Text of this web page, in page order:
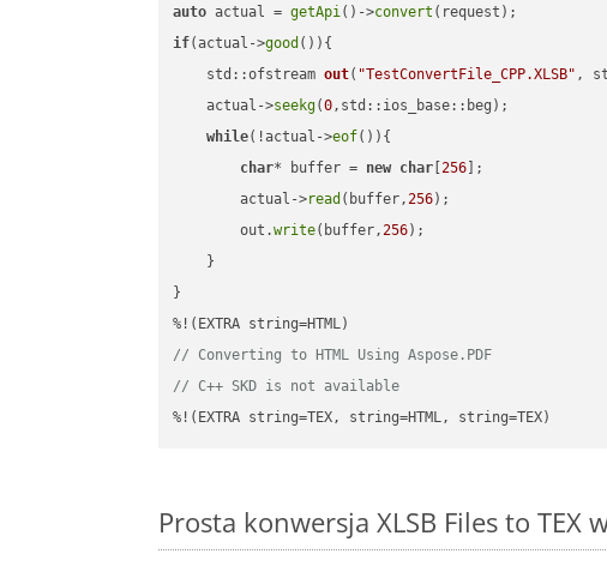
auto actual = getApi()->convert
if(actual->good ()){
std::ofstream out( "TestConvertFile_CPP.XLSB" ,
    actual->
seekg(0,std::ios_base::beg);
while(!actual->eof()){
char* buffer = new char [256 ];
        actual->
read (buffer,256);
        out.
write(buffer,256);
    }
}
// Converting to HTML Using Aspose.PDF
// C++ SKD is not available
%!(EXTRA string=TEX, string=HTML, string=TEX)
Prosta konwersja XLSB Files to TEX